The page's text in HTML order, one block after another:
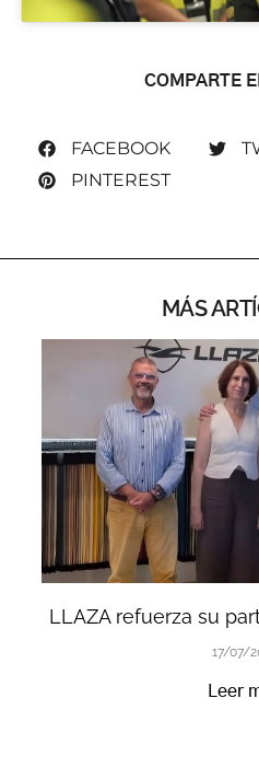
COMPARTE
FACEBOOK
PINTEREST
MÁS
LLAZA refuerza su
17/07/
Leer